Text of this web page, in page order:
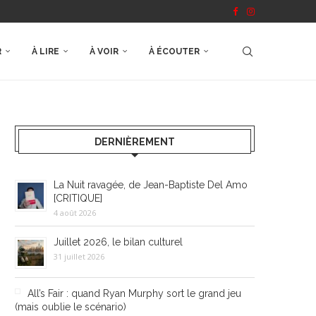
À LIRE À VOIR À ÉCOUTER
DERNIÈREMENT
La Nuit ravagée, de Jean-Baptiste Del Amo
[CRITIQUE]
4 août 2026
Juillet 2026, le bilan culturel
31 juillet 2026
All’s Fair : quand Ryan Murphy sort le grand jeu
(mais oublie le scénario)